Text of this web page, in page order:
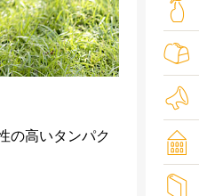
の高いタンパク